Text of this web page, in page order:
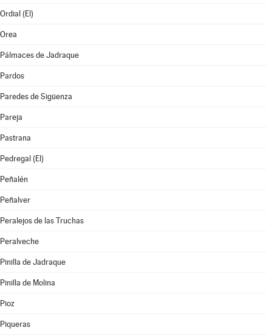
Ordial (El)
Orea
Pálmaces de Jadraque
Pardos
Paredes de Sigüenza
Pareja
Pastrana
Pedregal (El)
Peñalén
Peñalver
Peralejos de las Truchas
Peralveche
Pinilla de Jadraque
Pinilla de Molina
Pioz
Piqueras